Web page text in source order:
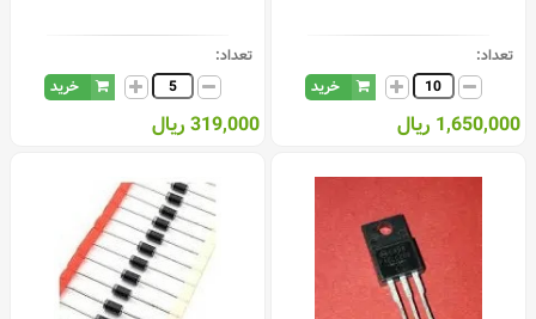
تعداد:
خرید
1,650,000 ریال
تعداد:
خرید
319,000 ریال